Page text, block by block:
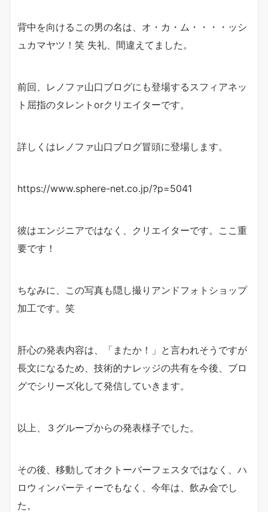
背中を向けるこの男の名は、オ・カ・ム・・・・ッシ
ュカマヤツ！笑 失礼、間違えてました。
前回、レノファ山口ブログにも登場するスフィアネッ
ト屈指のタレントorクリエイターです。
詳しくはレノファ山口ブログ冒頭に登場します。
https://www.sphere-net.co.jp/?p=5041
彼はエンジニアではなく、クリエイターです。ここ重
要です！
ちなみに、この写真も隠し撮りアンドフォトショップ
加工です。笑
肝心の発表内容は、「またか！」と言われそうですが
長文になるため、技術的ナレッジの共有を今後、ブロ
グでシリーズ化して発信していきます。
以上、３グループからの発表様子でした。
その後、移動してオクトーバーフェスタではなく、ハ
ロウィンパーティーでもなく、今年は、飲み会でし
た。